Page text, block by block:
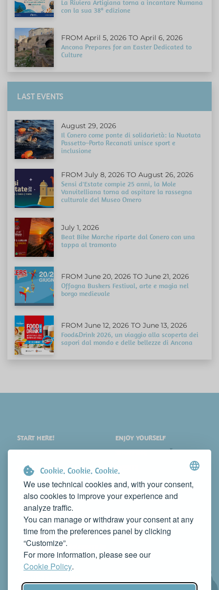
Cookie. Cookie. Cookie.
We use technical cookies and, with your consent,
also cookies to improve your experience and
analyze traffic.
You can manage or withdraw your consent at any
time from the preferences panel by clicking
“Customize”.
For more information, please see our
Cookie Policy.
La Riviera Artigiana torna a incantare Numana
con la sua 38ª edizione
FROM April 5, 2026 TO April 6, 2026
Ancona Prepares for an Easter Dedicated to
Culture
LAST EVENTS
August 29, 2026
Il Conero come ponte di solidarietà: la Nuotata
Passetto–Porto Recanati unisce sport e
inclusione
FROM July 8, 2026 TO August 26, 2026
Sensi d'Estate compie 25 anni, la Mole
Vanvitelliana torna ad ospitare la rassegna
culturale del Museo Omero
July 1, 2026
Beat Bike Marche riparte dal Conero con una
tappa al tramonto
FROM June 20, 2026 TO June 21, 2026
Offagna Buskers Festival, arte e magia nel
borgo medievale
FROM June 12, 2026 TO June 13, 2026
Food&Drink 2026, un viaggio alla scoperta dei
sapori dal mondo e delle bellezze di Ancona
START HERE!
WHAT TO SEE
WHERE TO STAY
WHERE TO EAT
ENJOY YOURSELF
EVENTS
NEWS
WEB TV
CONTACTS
PROMOTE YOUR BUSINESS
CONTACT US TO FEATURE IT ON THIS WEBSITE
info@rivieradelconero.tv